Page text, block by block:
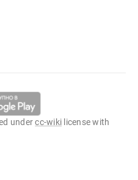
undercc-wiki license with